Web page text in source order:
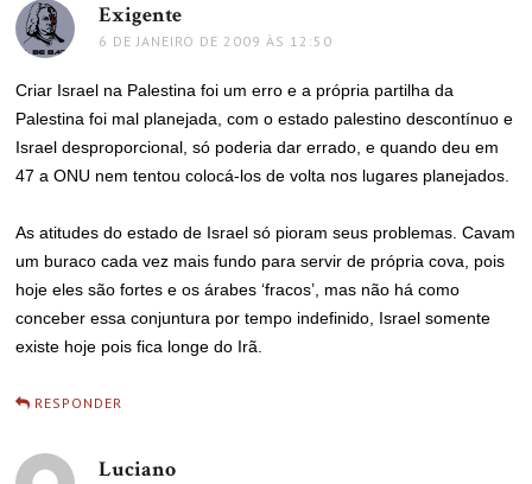
Exigente
6 DE JANEIRO DE 2009 ÀS 12:50
Criar Israel na Palestina foi um erro e a própria partilha da
Palestina foi mal planejada, com o estado palestino descontínuo e
Israel desproporcional, só poderia dar errado, e quando deu em
47 a ONU nem tentou colocá-los de volta nos lugares planejados.
As atitudes do estado de Israel só pioram seus problemas. Cavam
um buraco cada vez mais fundo para servir de própria cova, pois
hoje eles são fortes e os árabes ‘fracos’, mas não há como
conceber essa conjuntura por tempo indefinido, Israel somente
existe hoje pois fica longe do Irã.
RESPONDER
Luciano